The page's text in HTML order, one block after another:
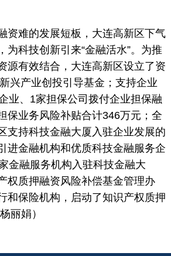
难的发展短板，大连高新区下气
为科技创新引来“金融活水”。为推
源有效结合，大连高新区设立了资
兴产业创投引导基金；支持企业
业、1家担保公司拨付企业担保融
保业务风险补贴合计346万元；全
支持科技金融大厦入驻企业发展的
进金融机构和优质科技金融服务企
金融服务机构入驻科技金融大
权质押融资风险补偿基金管理办
和保险机构，启动了知识产权质押
丽娟）